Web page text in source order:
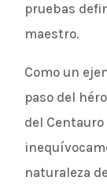
pruebas
maestro.
Como un
paso del
del
naturaleza